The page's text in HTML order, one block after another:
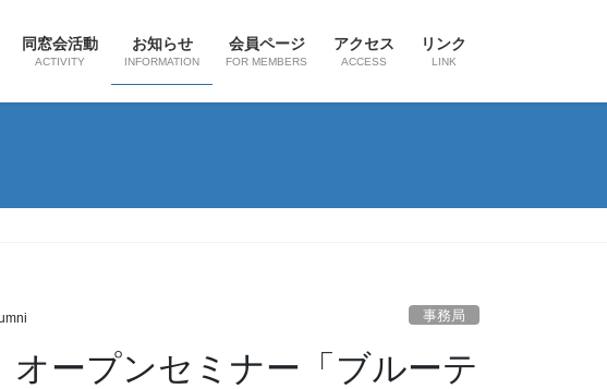
同窓会活動
ACTIVITY
お知らせ
INFORMATION
会員ページ
FOR MEMBERS
アクセス
ACCESS
リンク
LINK
事務局
オープンセミナー「ブルーテ